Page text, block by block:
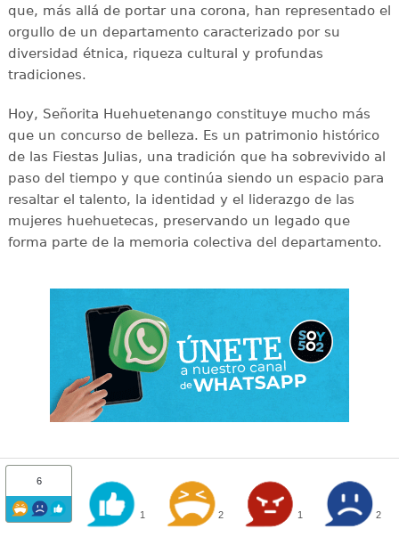
que, más allá de portar una corona, han representado el
orgullo de un departamento caracterizado por su
diversidad étnica, riqueza cultural y profundas
tradiciones.
Hoy, Señorita Huehuetenango constituye mucho más
que un concurso de belleza. Es un patrimonio histórico
de las Fiestas Julias, una tradición que ha sobrevivido al
paso del tiempo y que continúa siendo un espacio para
resaltar el talento, la identidad y el liderazgo de las
mujeres huehuetecas, preservando un legado que
forma parte de la memoria colectiva del departamento.
6
1 2 1 2